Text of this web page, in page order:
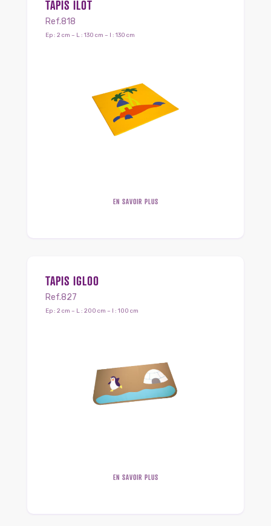
TAPIS ILOT
Ref.818
Ep : 2 cm – L : 130 cm – l : 130 cm
EN SAVOIR PLUS
TAPIS IGLOO
Ref.827
Ep : 2 cm – L : 200 cm – l : 100 cm
EN SAVOIR PLUS